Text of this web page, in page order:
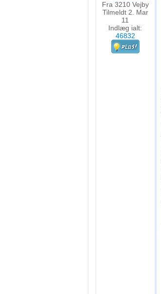
Fra 3210 Vejby
Tilmeldt 2. Mar
11
Indlæg ialt:
46832